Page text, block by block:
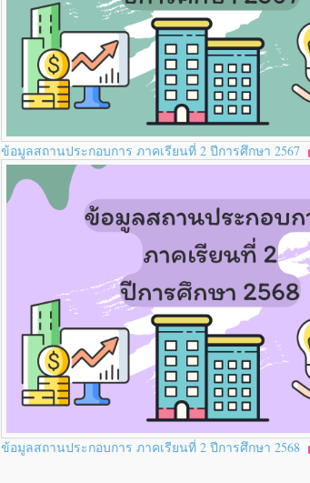
ข้อมูลสถานประกอบการ ภาคเรียนที่ 2 ปีการศึกษา 2567
ข้อมูลสถานประกอบการ ภาคเรียนที่ 2 ปีการศึกษา 2568